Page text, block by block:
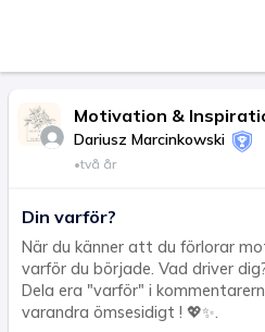
Motivation &
Dariusz Marcinkowski
•två år
Din varför?
När du känner att du förlorar
varför du började. Vad driver
Dela era "varför" i
varandra ömsesidigt ! 💖✨.